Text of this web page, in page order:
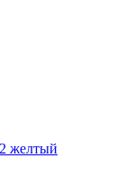
желтый